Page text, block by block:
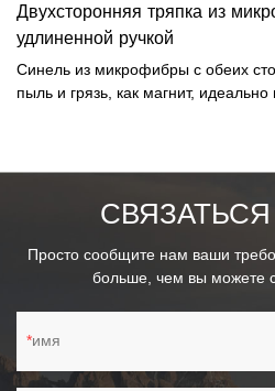
Двухсторонняя тряпка из
удлиненной ручкой
Синель из микрофибры с обеих
пыль и грязь, как магнит,
неизрасходованный 68 см,
Просто сообщите нам ваши
больше, чем вы можете
имя